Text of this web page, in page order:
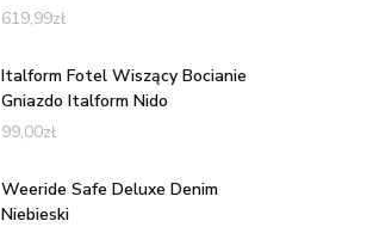
619,99zł
Italform Fotel Wiszący Bocianie
Gniazdo Italform Nido
99,00zł
Weeride Safe Deluxe Denim
Niebieski